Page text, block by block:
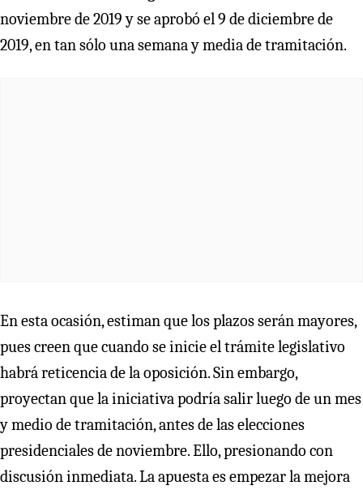
noviembre de 2019 y se aprobó el 9 de diciembre de
2019, en tan sólo una semana y media de tramitación.
En esta ocasión, estiman que los plazos serán mayores,
pues creen que cuando se inicie el trámite legislativo
habrá reticencia de la oposición. Sin embargo,
proyectan que la iniciativa podría salir luego de un mes
y medio de tramitación, antes de las elecciones
presidenciales de noviembre. Ello, presionando con
discusión inmediata. La apuesta es empezar la mejora